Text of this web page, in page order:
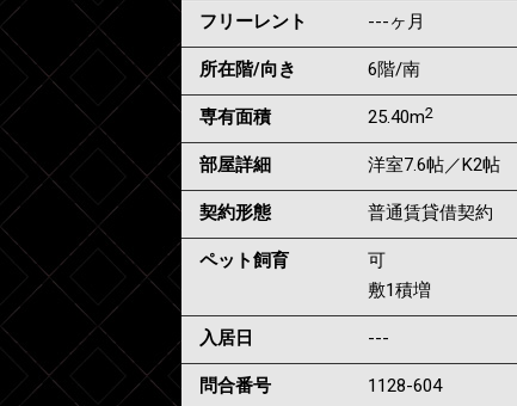
フリーレント ---ヶ月
所在階/向き 6階/南
専有面積 25.40m2
部屋詳細 洋室7.6帖／K2帖
契約形態 普通賃貸借契約
ペット飼育
可
敷1積増
入居日 ---
問合番号 1128-604